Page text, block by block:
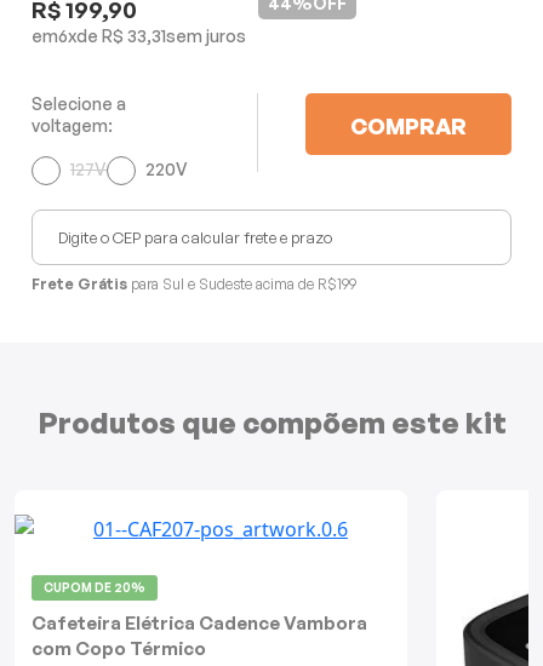
R$ 199,90
6x R$ 33,31
Selecione a
voltagem:
127V 220V
COMPRAR
Frete Grátis para Sul e Sudeste acima de R$199
Produtos que compõem este kit
CUPOM DE 20%
Cafeteira Elétrica Cadence Vambora
com Copo Térmico
Mixers
Coifas
Panelas Elétricas